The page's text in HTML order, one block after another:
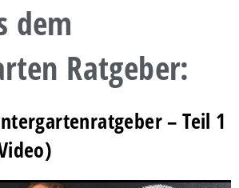
dem
Ratgeber:
– Teil 1